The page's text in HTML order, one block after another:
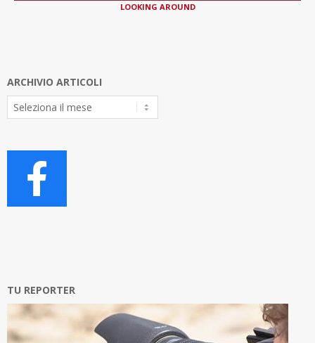
LOOKING AROUND
ARCHIVIO ARTICOLI
Archivio
Articoli
TU REPORTER